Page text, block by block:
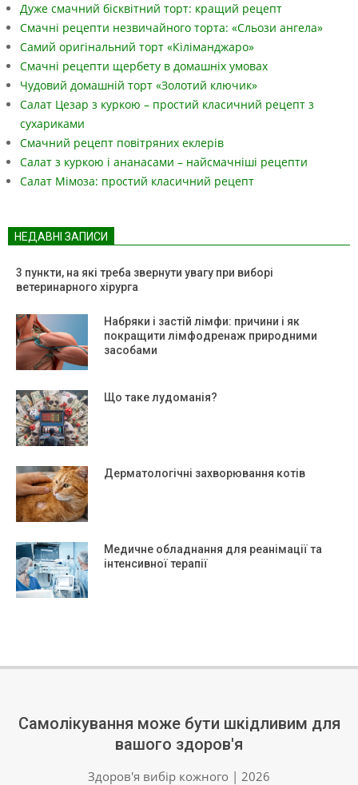
Дуже смачний бісквітний торт: кращий рецепт
Смачні рецепти незвичайного торта: «Сльози ангела»
Самий оригінальний торт «Кіліманджаро»
Смачні рецепти щербету в домашніх умовах
Чудовий домашній торт «Золотий ключик»
Салат Цезар з куркою – простий класичний рецепт з
сухариками
Смачний рецепт повітряних еклерів
Салат з куркою і ананасами – найсмачніші рецепти
Салат Мімоза: простий класичний рецепт
НЕДАВНІ ЗАПИСИ
3 пункти, на які треба звернути увагу при виборі
ветеринарного хірурга
Набряки і застій лімфи: причини і як
покращити лімфодренаж природними
засобами
Що таке лудоманія?
Дерматологічні захворювання котів
Медичне обладнання для реанімації та
інтенсивної терапії
Самолікування може бути шкідливим для
вашого здоров'я
Здоров'я вибір кожного | 2026